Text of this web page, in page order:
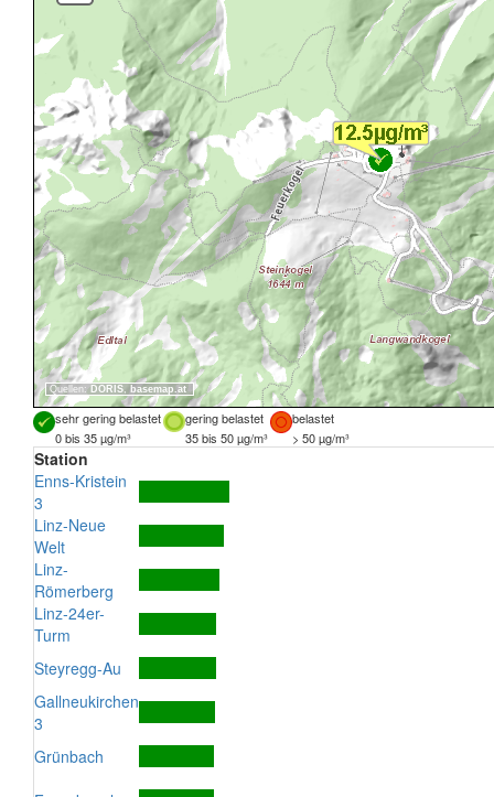
Quellen: DORIS, basemap.at
sehr gering belastet gering belastet
belastet
0 bis 35 µg/m³
35 bis 50 µg/m³ > 50 µg/m³
Station
Enns-Kristein
3
Linz-Neue
Welt
Linz-
Römerberg
Linz-24er-
Turm
Steyregg-Au
Gallneukirchen
3
Grünbach